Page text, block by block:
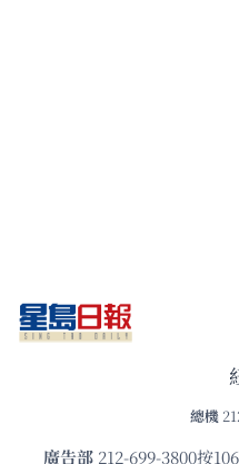
總機
廣告部212-699-3800按